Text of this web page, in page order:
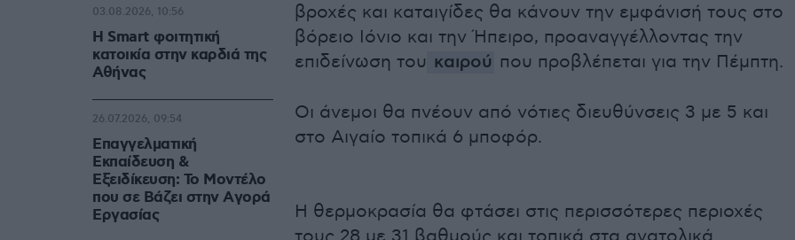
βροχές και καταιγίδες θα κάνουν την εμφάνισή τους στο
βόρειο Ιόνιο και την Ήπειρο, προαναγγέλλοντας την
επιδείνωση του καιρού που προβλέπεται για την Πέμπτη.
Οι άνεμοι θα πνέουν από νότιες διευθύνσεις 3 με 5 και
στο Αιγαίο τοπικά 6 μποφόρ.
Η θερμοκρασία θα φτάσει στις περισσότερες περιοχές
Η Smart φοιτητική
κατοικία στην καρδιά της
Αθήνας
03.08.2026, 10:56
Επαγγελματική
Εκπαίδευση &
Εξειδίκευση: Το Mοντέλο
που σε Bάζει στην Aγορά
Eργασίας
26.07.2026, 09:54